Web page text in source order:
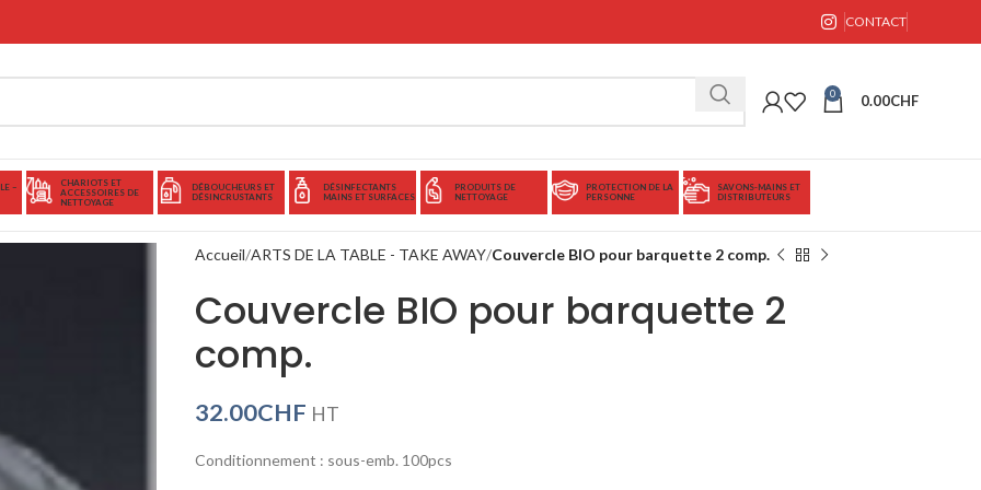
CONTACT
0 0.00CHF
–
CHARIOTS ET
ACCESSOIRES DE
NETTOYAGE
DÉBOUCHEURS ET
DÉSINCRUSTANTS
DÉSINFECTANTS
MAINS ET SURFACES
PRODUITS DE
NETTOYAGE
PROTECTION DE LA
PERSONNE
SAVONS-MAINS ET
DISTRIBUTEURS
Accueil ARTS DE LA TABLE - TAKE AWAY Couvercle BIO pour barquette 2 comp.
Couvercle BIO pour barquette 2
comp.
32.00CHF HT
Conditionnement : sous-emb. 100pcs